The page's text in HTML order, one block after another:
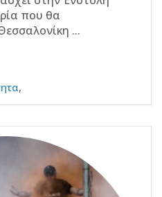
που θα
...
,